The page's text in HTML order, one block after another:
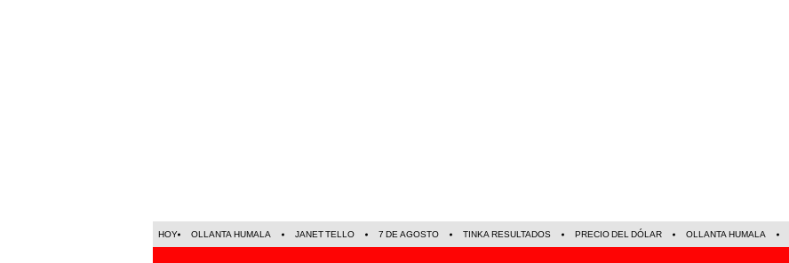
HOY OLLANTA HUMALA JANET TELLO 7 DE AGOSTO TINKA RESULTADOS PRECIO DEL DÓLAR OLLANTA HUMALA